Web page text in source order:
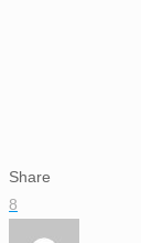
Share
8